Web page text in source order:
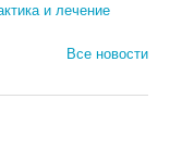
и лечение
Все новости